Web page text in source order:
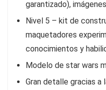
garantizado),
Nivel 5 – kit de
maquetadores
conocimientos y
Modelo de star wars
Gran detalle gracias a